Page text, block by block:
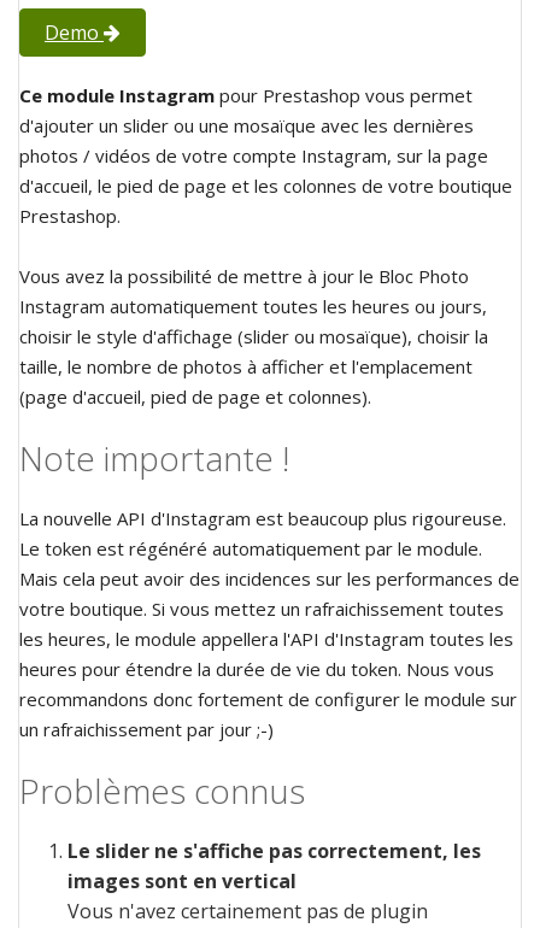
Demo
Ce module Instagram pour Prestashop vous permet
d'ajouter un slider ou une mosaïque avec les dernières
photos / vidéos de votre compte Instagram, sur la page
d'accueil, le pied de page et les colonnes de votre boutique
Prestashop.
Vous avez la possibilité de mettre à jour le Bloc Photo
Instagram automatiquement toutes les heures ou jours,
choisir le style d'affichage (slider ou mosaïque), choisir la
taille, le nombre de photos à afficher et l'emplacement
(page d'accueil, pied de page et colonnes).
Note importante !
La nouvelle API d'Instagram est beaucoup plus rigoureuse.
Le token est régénéré automatiquement par le module.
Mais cela peut avoir des incidences sur les performances de
votre boutique. Si vous mettez un rafraichissement toutes
les heures, le module appellera l'API d'Instagram toutes les
heures pour étendre la durée de vie du token. Nous vous
recommandons donc fortement de configurer le module sur
un rafraichissement par jour ;-)
Problèmes connus
Le slider ne s'affiche pas correctement, les
images sont en vertical
Vous n'avez certainement pas de plugin